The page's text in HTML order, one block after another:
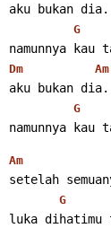
aku bukan
G
namunnya kau
Dm Am
aku bukan
G
namunnya kau
Am
setelah
G
luka